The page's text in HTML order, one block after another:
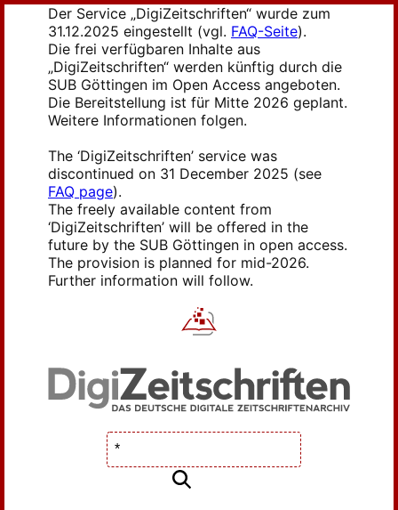
Der Service „DigiZeitschriften“ wurde zum
31.12.2025 eingestellt (vgl. FAQ-Seite).
Die frei verfügbaren Inhalte aus
„DigiZeitschriften“ werden künftig durch die
SUB Göttingen im Open Access angeboten.
Die Bereitstellung ist für Mitte 2026 geplant.
Weitere Informationen folgen.
The ‘DigiZeitschriften’ service was
discontinued on 31 December 2025 (see
FAQ page).
The freely available content from
‘DigiZeitschriften’ will be offered in the
future by the SUB Göttingen in open access.
The provision is planned for mid-2026.
Further information will follow.